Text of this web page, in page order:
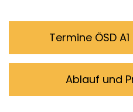
Termine ÖSD